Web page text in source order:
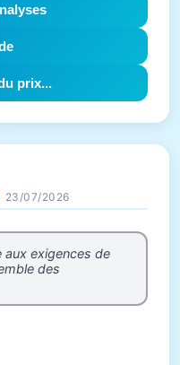
prix...
23/07/2026
aux exigences de
des